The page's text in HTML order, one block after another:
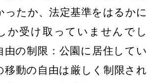
ったか、法定基準をはるかに
か受け取っていませんでし
の制限： 公園に居住してい
移動の自由は厳しく制限され